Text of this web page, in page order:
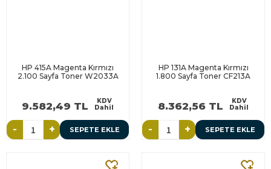
HP 415A Magenta Kırmızı
2.100 Sayfa Toner W2033A
9.582,49 TL
KDV
Dahil
- + SEPETE EKLE
HP 131A Magenta Kırmızı
1.800 Sayfa Toner CF213A
8.362,56 TL
KDV
Dahil
- + SEPETE EKLE